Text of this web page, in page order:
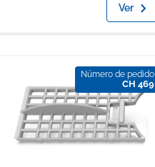
Ver
Número de pedido
CH 469